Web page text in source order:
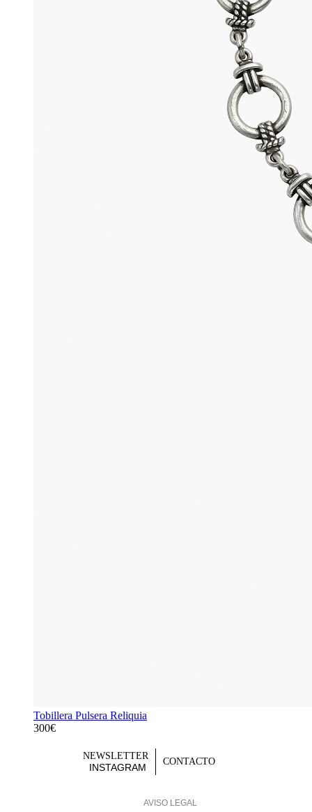
Tobillera Pulsera Reliquia
300€
NEWSLETTER
INSTAGRAM
CONTACTO
AVISO LEGAL